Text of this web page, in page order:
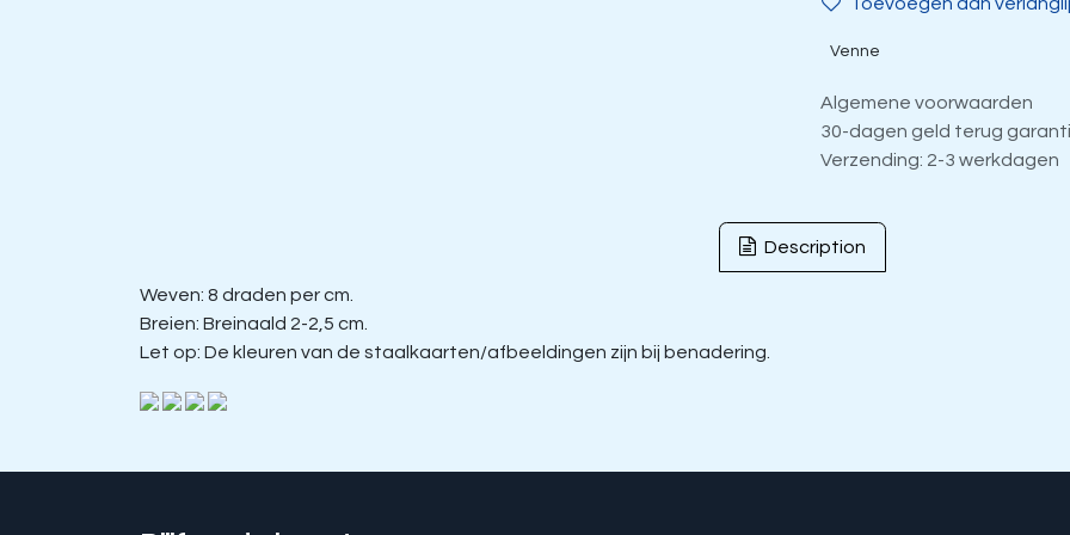
Venne
Algemene voorwaarden
30-dagen geld terug
Verzending: 2-3 werkdagen
Description
Weven: 8 draden per cm.
Breien: Breinaald 2-2,5 cm.
Let op: De kleuren van de staalkaarten/afbeeldingen zijn bij benadering.